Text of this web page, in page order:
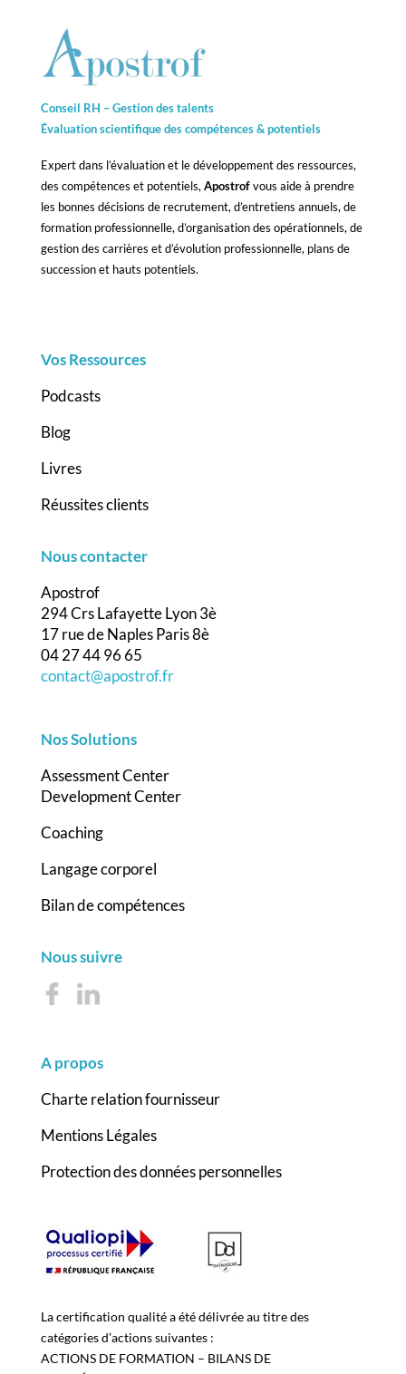
Conseil RH – Gestion des talents
Évaluation scientifique des compétences &potentiels
Expert dans l’évaluation et le développement des ressources,
des compétences et potentiels,Apostrofvous aide à prendre
les bonnes décisions de recrutement, d’entretiens annuels, de
formation professionnelle, d’organisation des opérationnels, de
gestion des carrières et d’évolution professionnelle, plans de
succession et hauts potentiels.
Vos Ressources
Podcasts
Blog
Livres
Réussites clients
Nous contacter
Apostrof
294 Crs Lafayette Lyon 3è
17 rue de Naples Paris 8è
04 27 44 96 65
contact@apostrof.fr
Nos Solutions
Assessment Center
Development Center
Coaching
Langage corporel
Bilan de compétences
Nous suivre
A propos
Charte relation fournisseur
Mentions Légales
Protection des données personnelles
La certification qualité a été délivrée au titre des
catégories d’actions suivantes :
ACTIONS DE FORMATION – BILANS DE